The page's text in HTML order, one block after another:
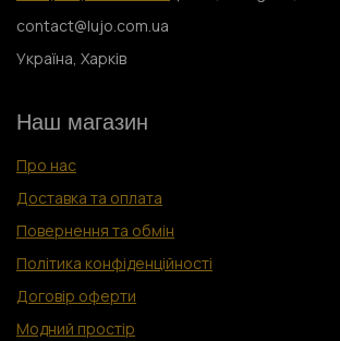
contact@lujo.com.ua
Україна, Харків
Наш магазин
Про нас
Доставка та оплата
Повернення та обмін
Політика конфіденційності
Договір оферти
Модний простір